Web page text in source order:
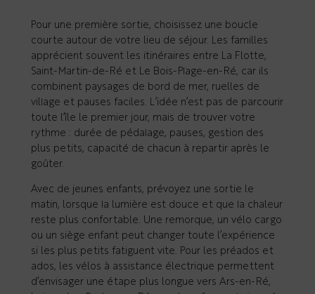
Pour une première sortie, choisissez une boucle
courte autour de votre lieu de séjour. Les familles
apprécient souvent les itinéraires entre La Flotte,
Saint-Martin-de-Ré et Le Bois-Plage-en-Ré, car ils
combinent paysages de bord de mer, ruelles de
village et pauses faciles. L’idée n’est pas de parcourir
toute l’île le premier jour, mais de trouver votre
rythme : durée de pédalage, pauses, gestion des
plus petits, capacité de chacun à repartir après le
goûter.
Avec de jeunes enfants, prévoyez une sortie le
matin, lorsque la lumière est douce et que la chaleur
reste plus confortable. Une remorque, un vélo cargo
ou un siège enfant peut changer toute l’expérience
si les plus petits fatiguent vite. Pour les préados et
ados, les vélos à assistance électrique permettent
d’envisager une étape plus longue vers Ars-en-Ré,